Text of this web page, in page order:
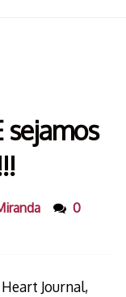
sejamos
0
Journal,